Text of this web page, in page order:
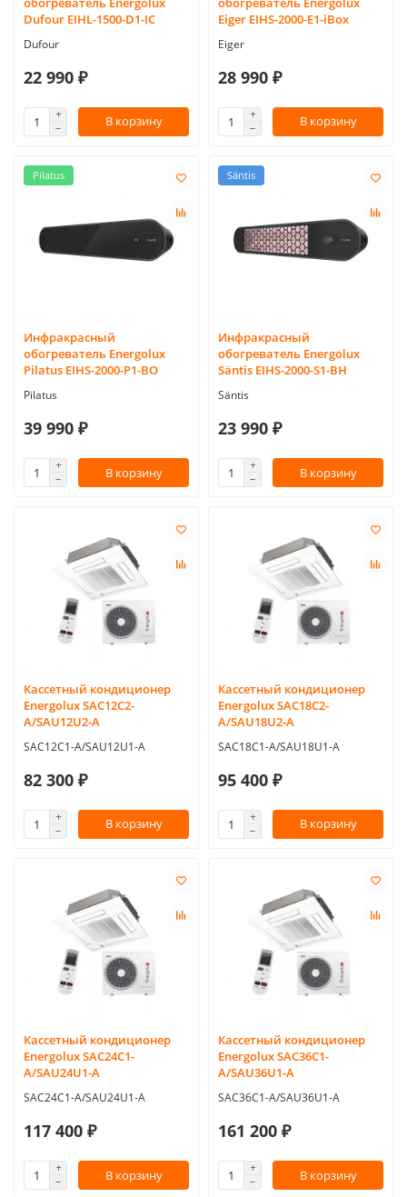
Dufour EIHL-1500-D1-IC
Dufour
22 990 ₽
В корзину
Eiger EIHS-2000-E1-iBox
Eiger
28 990 ₽
В корзину
Pilatus
Инфракрасный
обогреватель Energolux
Pilatus EIHS-2000-P1-BO
Pilatus
39 990 ₽
В корзину
Säntis
Инфракрасный
обогреватель Energolux
Säntis EIHS-2000-S1-BH
Säntis
23 990 ₽
В корзину
Кассетный кондиционер
Energolux SAC12C2-
A/SAU12U2-A
SAC12C1-A/SAU12U1-A
82 300 ₽
В корзину
Кассетный кондиционер
Energolux SAC18C2-
A/SAU18U2-A
SAC18C1-A/SAU18U1-A
95 400 ₽
В корзину
Кассетный кондиционер
Energolux SAC24C1-
A/SAU24U1-A
SAC24C1-A/SAU24U1-A
117 400 ₽
В корзину
Кассетный кондиционер
Energolux SAC36C1-
A/SAU36U1-A
SAC36C1-A/SAU36U1-A
161 200 ₽
В корзину